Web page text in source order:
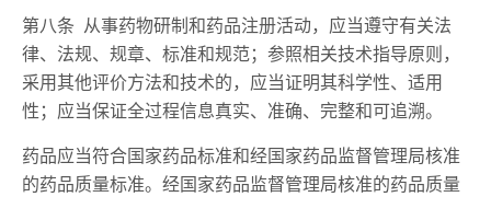
第八条 从事药物研制和药品注册活动，应当遵守有关法
律、法规、规章、标准和规范；参照相关技术指导原则，
采用其他评价方法和技术的，应当证明其科学性、适用
性；应当保证全过程信息真实、准确、完整和可追溯。
药品应当符合国家药品标准和经国家药品监督管理局核准
的药品质量标准。经国家药品监督管理局核准的药品质量